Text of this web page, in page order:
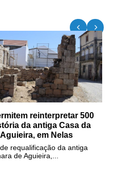
reinterpretar 500
da antiga Casa da
em Nelas
requalificação da antiga
de Aguieira,...